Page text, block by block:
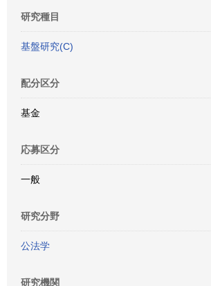
研究種目
基盤研究(C)
配分区分
基金
応募区分
一般
研究分野
公法学
研究機関